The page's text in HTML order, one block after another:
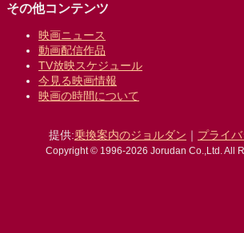
その他コンテンツ
映画ニュース
動画配信作品
TV放映スケジュール
今見る映画情報
映画の時間について
提供:乗換案内のジョルダン ｜ プライ
Copyright © 1996-2026 Jorudan Co.,Ltd. All